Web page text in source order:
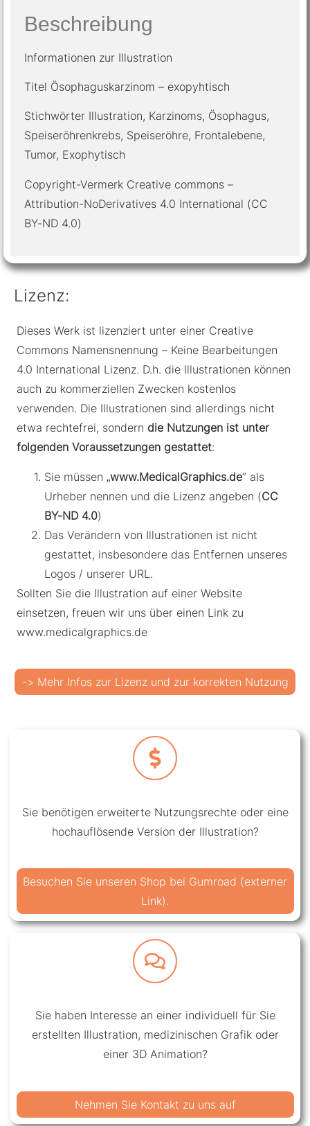
Beschreibung
Informationen zur Illustration
Titel Ösophaguskarzinom – exopyhtisch
Stichwörter Illustration, Karzinoms, Ösophagus,
Speiseröhrenkrebs, Speiseröhre, Frontalebene,
Tumor, Exophytisch
Copyright-Vermerk Creative commons –
Attribution-NoDerivatives 4.0 International (CC
BY-ND 4.0)
Lizenz:
Dieses Werk ist lizenziert unter einer Creative
Commons Namensnennung – Keine Bearbeitungen
4.0 International Lizenz. D.h. die Illustrationen können
auch zu kommerziellen Zwecken kostenlos
verwenden. Die Illustrationen sind allerdings nicht
etwa rechtefrei, sondern die Nutzungen ist unter
folgenden Voraussetzungen gestattet:
Sie müssen „www.MedicalGraphics.de“ als
Urheber nennen und die Lizenz angeben (CC
BY-ND 4.0)
Das Verändern von Illustrationen ist nicht
gestattet, insbesondere das Entfernen unseres
Logos / unserer URL.
Sollten Sie die Illustration auf einer Website
einsetzen, freuen wir uns über einen Link zu
www.medicalgraphics.de
-> Mehr Infos zur Lizenz und zur korrekten Nutzung
Sie benötigen erweiterte Nutzungsrechte oder eine
hochauflösende Version der Illustration?
Besuchen Sie unseren Shop bei Gumroad (externer
Link).
Sie haben Interesse an einer individuell für Sie
erstellten Illustration, medizinischen Grafik oder
einer 3D Animation?
Nehmen Sie Kontakt zu uns auf